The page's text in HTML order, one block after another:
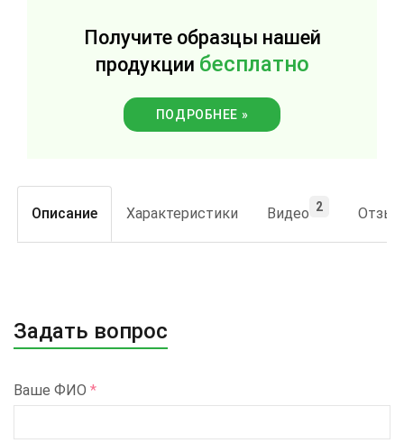
Получите образцы нашей
продукции бесплатно
ПОДРОБНЕЕ »
Описание Характеристики Видео 2
Задать вопрос
Ваше ФИО *